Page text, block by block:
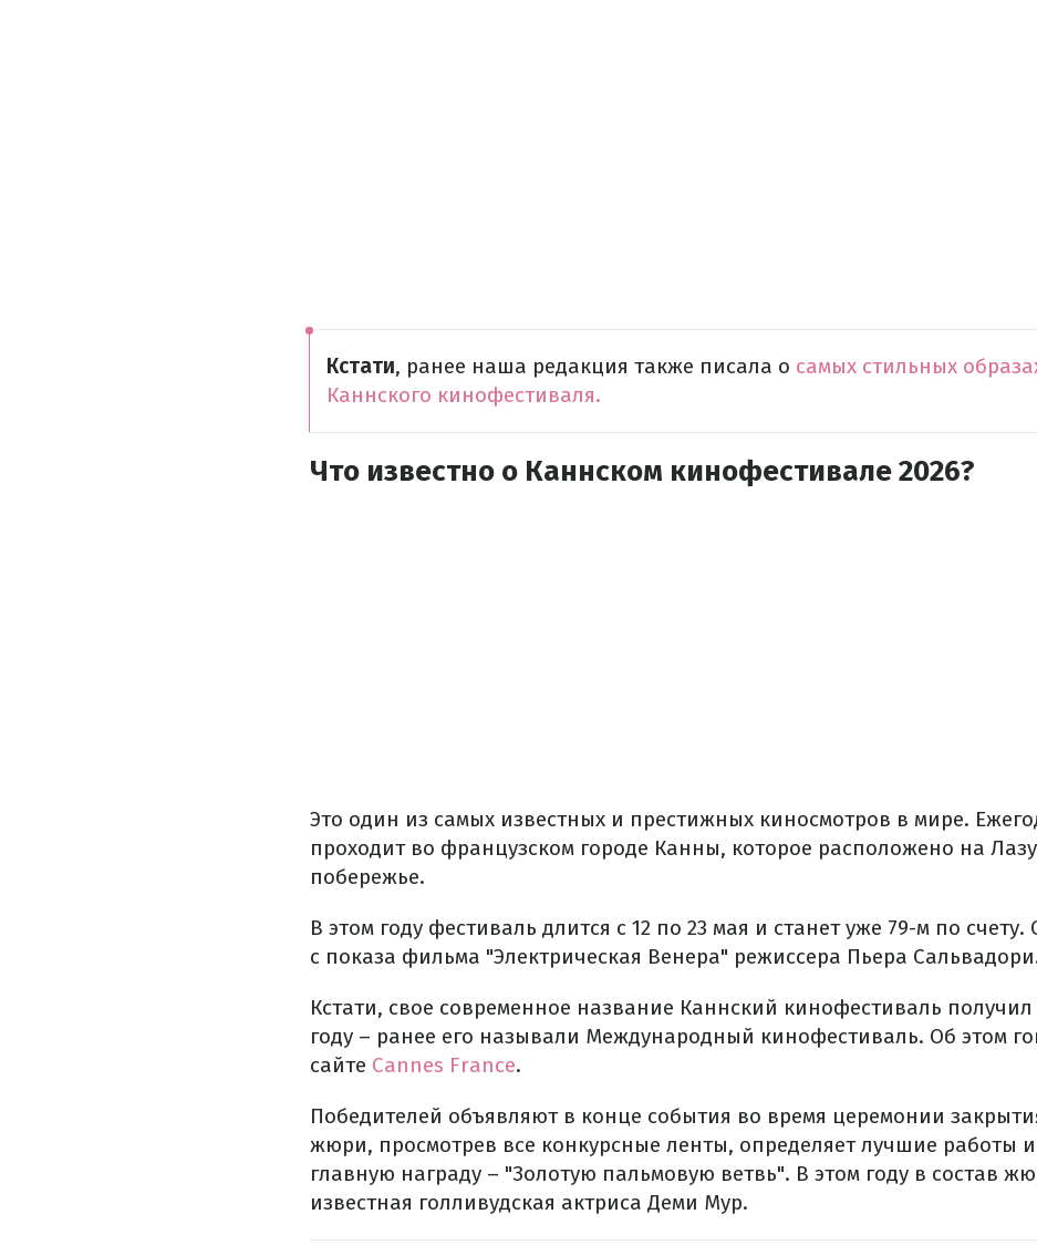
Кстати, ранее наша редакция также писала о самых стильных
Каннского кинофестиваля.
Что известно о Каннском кинофестивале 2026?
Это один из самых известных и престижных киносмотров в мире.
проходит во французском городе Канны, которое расположено на
побережье.
В этом году фестиваль длится с 12 по 23 мая и станет уже 79-м по счету.
с показа фильма "Электрическая Венера" режиссера Пьера
Кстати, свое современное название Каннский кинофестиваль получил
году – ранее его называли Международный кинофестиваль. Об этом
сайте Cannes France.
Победителей объявляют в конце события во время церемонии
жюри, просмотрев все конкурсные ленты, определяет лучшие работы
главную награду – "Золотую пальмовую ветвь". В этом году в состав
известная голливудская актриса Деми Мур.